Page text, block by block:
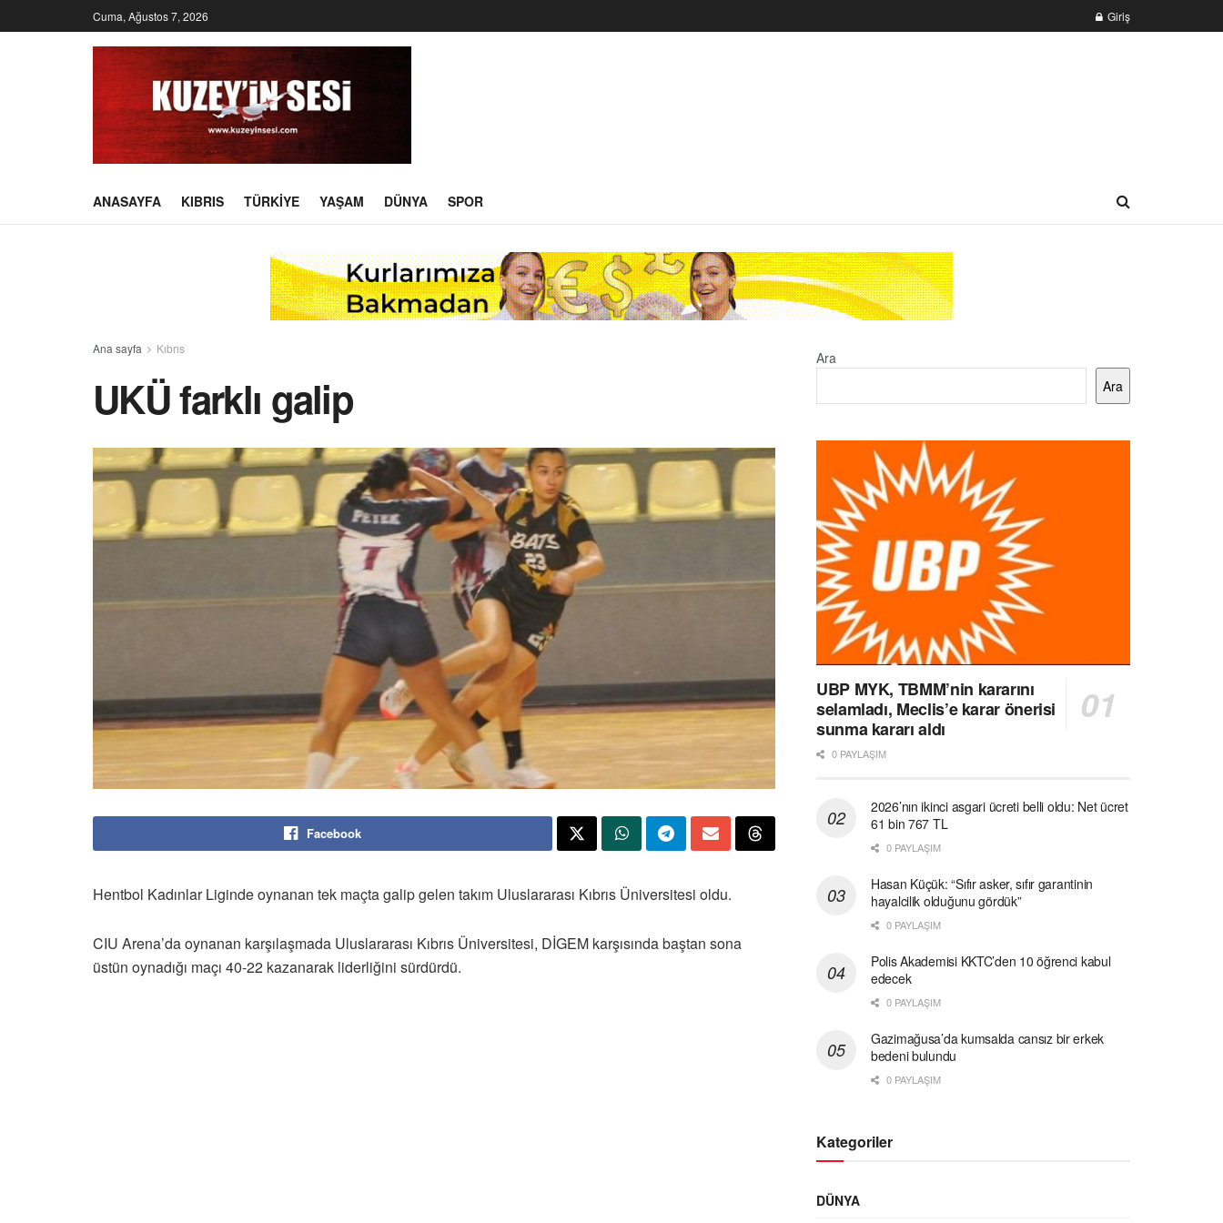
Cuma, Ağustos 7, 2026 Giriş
ANASAYFA KIBRIS TÜRKIYE YAŞAM DÜNYA SPOR
Ana sayfa Kıbrıs
UKÜ farklı galip
Facebook
Hentbol Kadınlar Liginde oynanan tek maçta galip gelen takım Uluslararası Kıbrıs Üniversitesi oldu.
CIU Arena’da oynanan karşılaşmada Uluslararası Kıbrıs Üniversitesi, DİGEM karşısında baştan sona
üstün oynadığı maçı 40-22 kazanarak liderliğini sürdürdü.
Ara
Ara
UBP MYK, TBMM’nin kararını
selamladı, Meclis’e karar önerisi
sunma kararı aldı
0 PAYLAŞIM
2026’nın ikinci asgari ücreti belli oldu: Net ücret
61 bin 767 TL
0 PAYLAŞIM
Hasan Küçük: “Sıfır asker, sıfır garantinin
hayalcilik olduğunu gördük”
0 PAYLAŞIM
Polis Akademisi KKTC’den 10 öğrenci kabul
edecek
0 PAYLAŞIM
Gazimağusa’da kumsalda cansız bir erkek
bedeni bulundu
0 PAYLAŞIM
Kategoriler
DÜNYA